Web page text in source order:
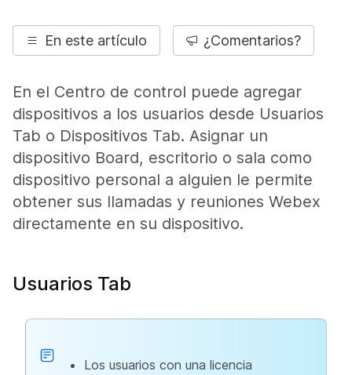
En este artículo ¿Comentarios?
En el Centro de control puede agregar
dispositivos a los usuarios desde Usuarios
Tab o Dispositivos Tab. Asignar un
dispositivo Board, escritorio o sala como
dispositivo personal a alguien le permite
obtener sus llamadas y reuniones Webex
directamente en su dispositivo.
Usuarios Tab
Los usuarios con una licencia